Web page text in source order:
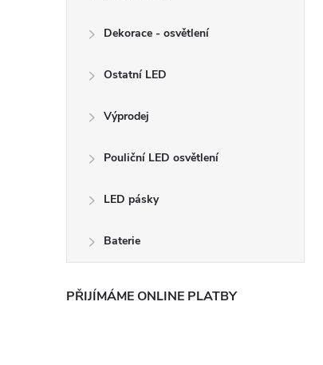
Dekorace - osvětlení
Ostatní LED
Výprodej
Pouliční LED osvětlení
LED pásky
Baterie
PŘIJÍMÁME ONLINE PLATBY